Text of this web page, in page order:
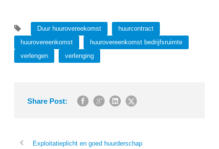
Duur huurovereekomst
huurcontract
huurovereenkomst
huurovereenkomst bedrijfsruimte
verlengen
verlenging
Share Post:
Exploitatieplicht en goed huurderschap